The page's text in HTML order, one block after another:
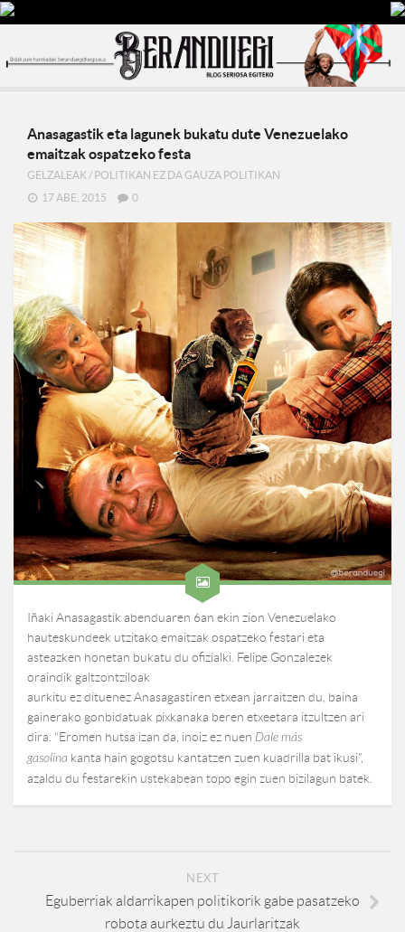
Anasagastik eta lagunek bukatu dute Venezuelako
emaitzak ospatzeko festa
GELZALEAK / POLITIKAN EZ DA GAUZA POLITIKAN
17 ABE, 2015
0
Iñaki Anasagastik abenduaren 6an ekin zion Venezuelako
hauteskundeek utzitako emaitzak ospatzeko festari eta
asteazken honetan bukatu du ofizialki. Felipe Gonzalezek
oraindik galtzontziloak
aurkitu ez dituenez Anasagastiren etxean jarraitzen du, baina
gainerako gonbidatuak pixkanaka beren etxeetara itzultzen ari
dira. “Eromen hutsa izan da, inoiz ez nuen Dale más
gasolina kanta hain gogotsu kantatzen zuen kuadrilla bat ikusi”,
azaldu du festarekin ustekabean topo egin zuen bizilagun batek.
NEXT
Eguberriak aldarrikapen politikorik gabe pasatzeko
robota aurkeztu du Jaurlaritzak